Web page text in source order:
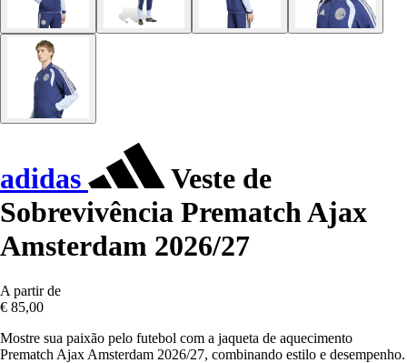
adidas
Veste de
Sobrevivência Prematch Ajax
Amsterdam 2026/27
A partir de
€ 85,00
Mostre sua paixão pelo futebol com a jaqueta de aquecimento
Prematch Ajax Amsterdam 2026/27, combinando estilo e desempenho.